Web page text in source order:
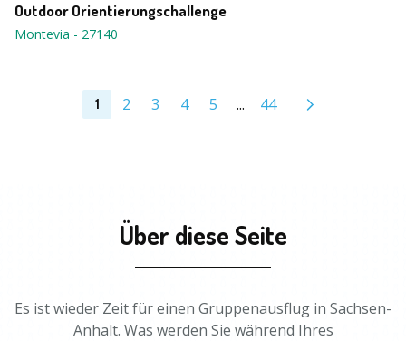
Outdoor Orientierungschallenge
Montevia - 27140
1 2 3 4 5 ... 44
Über diese Seite
Es ist wieder Zeit für einen Gruppenausflug in Sachsen-
Anhalt. Was werden Sie während Ihres